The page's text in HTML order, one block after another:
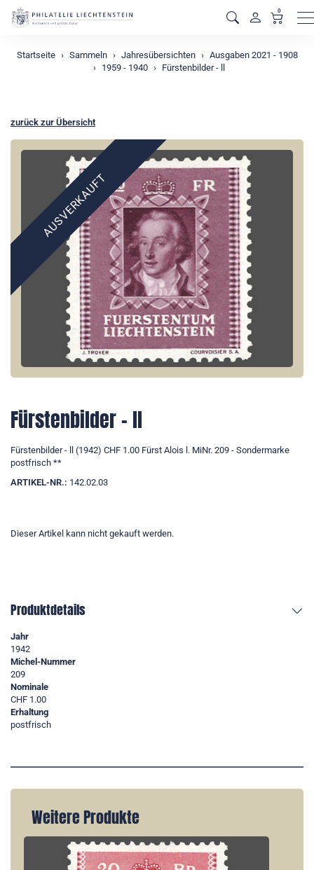
0
Startseite Sammeln Jahresübersichten
Ausgaben 2021 - 1908
1959 - 1940
Fürstenbilder - ll
zurück zur Übersicht
AUSVERKAUFT
Fürstenbilder - ll
Fürstenbilder - ll (1942) CHF 1.00 Fürst Alois l. MiNr. 209 - Sondermarke
postfrisch **
ARTIKEL-NR.: 142.02.03
Dieser Artikel kann nicht gekauft werden.
Produktdetails
Jahr
1942
Michel-Nummer
209
Nominale
CHF 1.00
Erhaltung
postfrisch
Weitere Produkte